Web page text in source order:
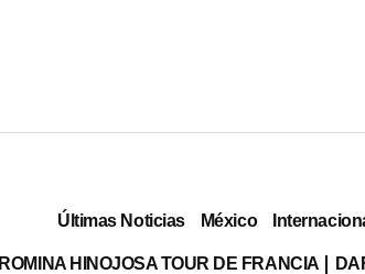
Últimas Noticias México
ROMINA HINOJOSA TOUR DE FRANCIA